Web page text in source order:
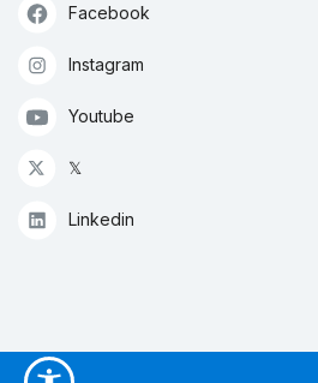
Facebook
Instagram
Youtube
𝕏
Linkedin